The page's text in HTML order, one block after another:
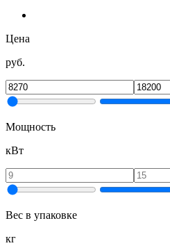
Цена
руб.
Мощность
кВт
Вес в упаковке
кг